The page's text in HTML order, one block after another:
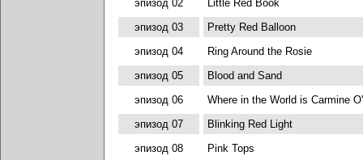
эпизод 02
Little Red Book
эпизод 03
Pretty Red Balloon
эпизод 04
Ring Around the Rosie
эпизод 05
Blood and Sand
эпизод 06
Where in the World is Carmine
эпизод 07
Blinking Red Light
эпизод 08
Pink Tops